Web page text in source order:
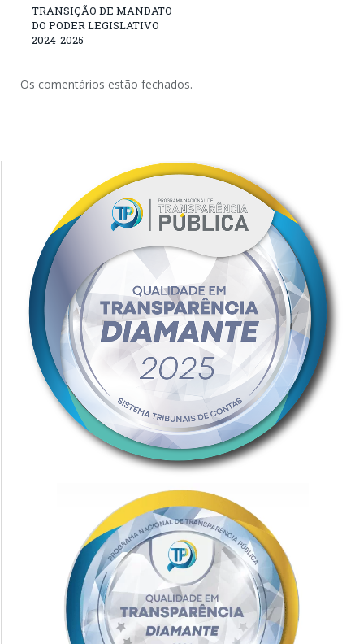
TRANSIÇÃO DE MANDATO
DO PODER LEGISLATIVO
2024-2025
Os comentários estão fechados.